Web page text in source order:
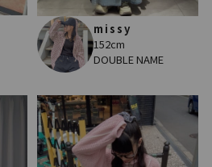
missy
152cm
DOUBLE NAME